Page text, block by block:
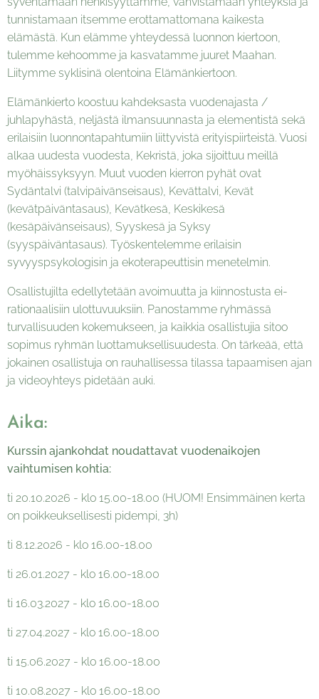
tunnistamaan itsemme erottamattomana kaikesta
elämästä. Kun elämme yhteydessä luonnon kiertoon,
tulemme kehoomme ja kasvatamme juuret Maahan.
Liitymme syklisinä olentoina Elämänkiertoon.
Elämänkierto koostuu kahdeksasta vuodenajasta /
juhlapyhästä, neljästä ilmansuunnasta ja elementistä sekä
erilaisiin luonnontapahtumiin liittyvistä erityispiirteistä. Vuosi
alkaa uudesta vuodesta, Kekristä, joka sijoittuu meillä
myöhäissyksyyn. Muut vuoden kierron pyhät ovat
Sydäntalvi (talvipäivänseisaus), Kevättalvi, Kevät
(kevätpäiväntasaus), Kevätkesä, Keskikesä
(kesäpäivänseisaus), Syyskesä ja Syksy
(syyspäiväntasaus). Työskentelemme erilaisin
syvyyspsykologisin ja ekoterapeuttisin menetelmin.
Osallistujilta edellytetään avoimuutta ja kiinnostusta ei-
rationaalisiin ulottuvuuksiin. Panostamme ryhmässä
turvallisuuden kokemukseen, ja kaikkia osallistujia sitoo
sopimus ryhmän luottamuksellisuudesta. On tärkeää, että
jokainen osallistuja on rauhallisessa tilassa tapaamisen ajan
ja videoyhteys pidetään auki.
Aika:
Kurssin ajankohdat noudattavat vuodenaikojen
vaihtumisen kohtia:
ti 20.10.2026 - klo 15.00-18.00 (HUOM! Ensimmäinen kerta
on poikkeuksellisesti pidempi, 3h)
ti 8.12.2026 - klo 16.00-18.00
ti 26.01.2027 - klo 16.00-18.00
ti 16.03.2027 - klo 16.00-18.00
ti 27.04.2027 - klo 16.00-18.00
ti 15.06.2027 - klo 16.00-18.00
ti 10.08.2027 - klo 16.00-18.00